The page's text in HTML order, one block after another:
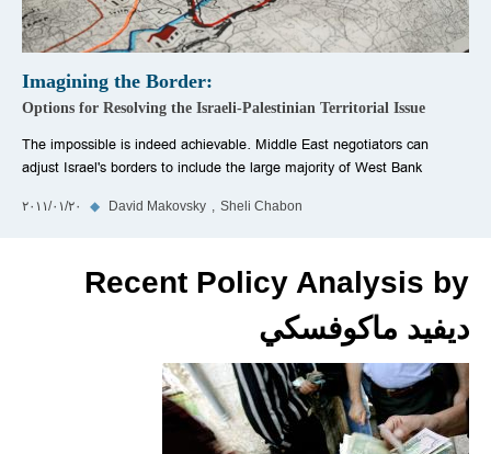
Imagining the Border:
Options for Resolving the Israeli-Palestinian Territorial Issue
The impossible is indeed achievable. Middle East negotiators can
adjust Israel's borders to include the large majority of West Bank
٢٠‏/٠١‏/٢٠١١ ◆ David Makovsky Sheli Chabon
Recent Policy Analysis by
ديفيد ماكوفسكي